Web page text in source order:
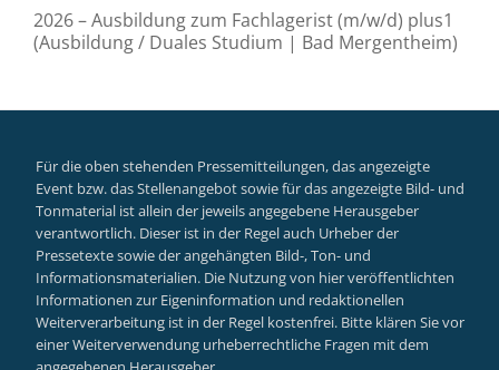
2026 – Ausbildung zum Fachlagerist (m/w/d) plus1
(Ausbildung / Duales Studium | Bad Mergentheim)
Für die oben stehenden Pressemitteilungen, das angezeigte
Event bzw. das Stellenangebot sowie für das angezeigte Bild- und
Tonmaterial ist allein der jeweils angegebene Herausgeber
verantwortlich. Dieser ist in der Regel auch Urheber der
Pressetexte sowie der angehängten Bild-, Ton- und
Informationsmaterialien. Die Nutzung von hier veröffentlichten
Informationen zur Eigeninformation und redaktionellen
Weiterverarbeitung ist in der Regel kostenfrei. Bitte klären Sie vor
einer Weiterverwendung urheberrechtliche Fragen mit dem